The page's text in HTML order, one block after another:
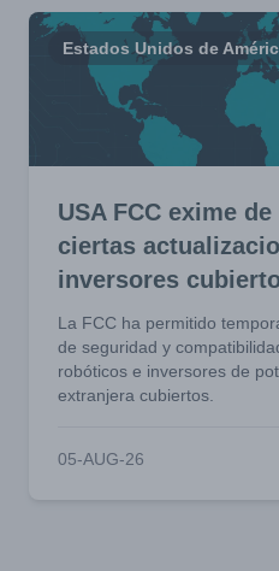
Estados Unidos de
USA FCC exime
ciertas
inversores
La FCC ha permitido
de seguridad y
robóticos e inversores de
extranjera cubiertos.
05-AUG-26